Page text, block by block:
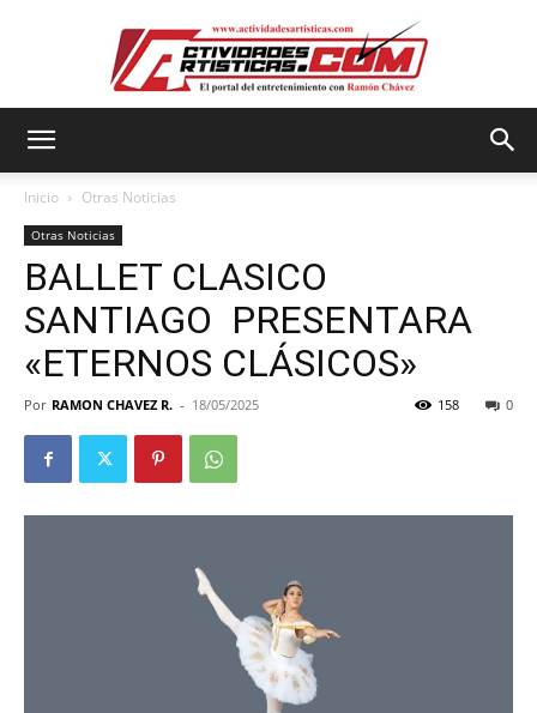
Inicio Otras Noticias
Otras Noticias
BALLET CLASICO
SANTIAGO PRESENTARA
«ETERNOS CLÁSICOS»
Por RAMON CHAVEZ R. - 18/05/2025 0
158